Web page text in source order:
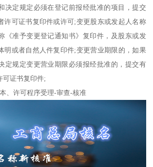
决定规定必须在登记前报经批准的项目，提交
许可证书复印件或许可;变更股东或发起人名称
《准予变更登记通知书》复印件，及股东或发
明或者自然人件复印件;变更营业期限的，如果
定规定变更营业期限必须报经批准的，提交有
可证书复印件;
、许可程序受理-审查-核准